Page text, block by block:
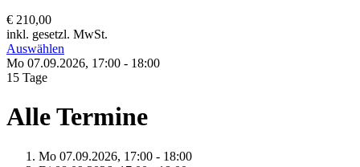
€ 210,00
inkl. gesetzl. MwSt.
Auswählen
Mo 07.09.2026, 17:00 - 18:00
15 Tage
Alle Termine
Mo 07.09.2026, 17:00 - 18:00